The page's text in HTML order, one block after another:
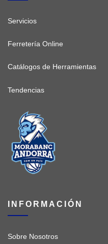
Servicios
Ferretería Online
Catálogos de Herramientas
Tendencias
INFORMACIÓN
Sobre Nosotros